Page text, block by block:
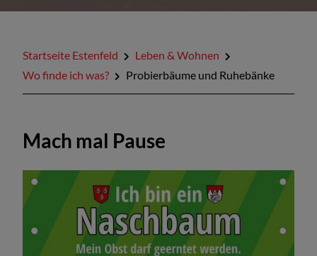
Startseite Estenfeld
Leben & Wohnen
Wo finde ich was?
Probierbäume und Ruhebänke
Mach mal Pause